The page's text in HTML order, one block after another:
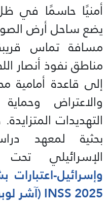
أمنيًا حاسمًا في ظل
يضع ساحل أرض
مناطق نفوذ أنصار
إلى قاعدة أمامية
والاعتراض
التهديدات
بحثية لمعهد
الإسرائيلي
وإسرائيل-اعتبارات
INSS 2025 (آشر لوبوتسكي)